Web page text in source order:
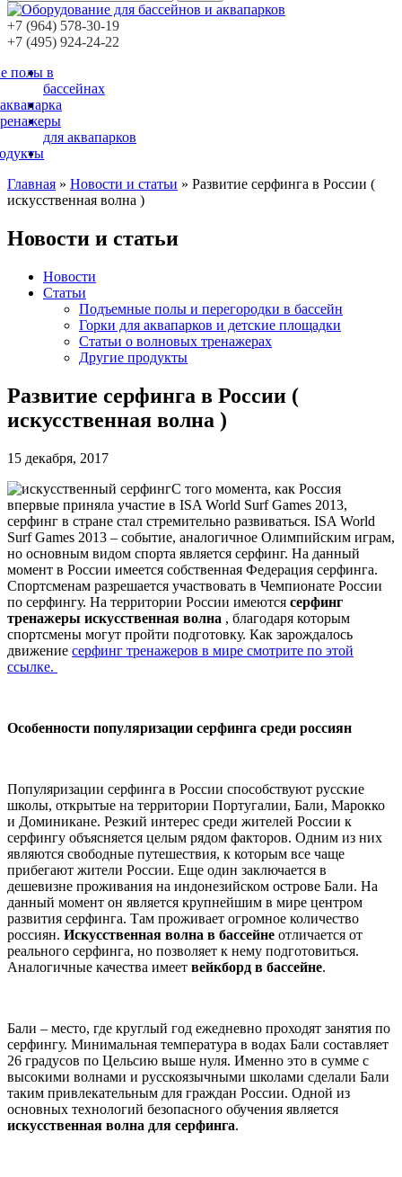
+7 (964) 578-30-19
+7 (495) 924-24-22
полы в
бассейнах
для аквапарков
Главная » Новости и статьи » Развитие серфинга в России (
искусственная волна )
Новости и статьи
Новости
Статьи
Подъемные полы и перегородки в бассейн
Горки для аквапарков и детские площадки
Статьи о волновых тренажерах
Другие продукты
Развитие серфинга в России (
искусственная волна )
15 декабря, 2017
С того момента, как Россия
впервые приняла участие в ISA World Surf Games 2013,
серфинг в стране стал стремительно развиваться. ISA World
Surf Games 2013 – событие, аналогичное Олимпийским играм,
но основным видом спорта является серфинг. На данный
момент в России имеется собственная Федерация серфинга.
Спортсменам разрешается участвовать в Чемпионате России
по серфингу. На территории России имеются серфинг
тренажеры искусственная волна , благодаря которым
спортсмены могут пройти подготовку. Как зарождалось
движение серфинг тренажеров в мире смотрите по этой
ссылке.
Особенности популяризации серфинга среди россиян
Популяризации серфинга в России способствуют русские
школы, открытые на территории Португалии, Бали, Марокко
и Доминикане. Резкий интерес среди жителей России к
серфингу объясняется целым рядом факторов. Одним из них
являются свободные путешествия, к которым все чаще
прибегают жители России. Еще один заключается в
дешевизне проживания на индонезийском острове Бали. На
данный момент он является крупнейшим в мире центром
развития серфинга. Там проживает огромное количество
россиян. Искусственная волна в бассейне отличается от
реального серфинга, но позволяет к нему подготовиться.
Аналогичные качества имеет вейкборд в бассейне.
Бали – место, где круглый год ежедневно проходят занятия по
серфингу. Минимальная температура в водах Бали составляет
26 градусов по Цельсию выше нуля. Именно это в сумме с
высокими волнами и русскоязычными школами сделали Бали
таким привлекательным для граждан России. Одной из
основных технологий безопасного обучения является
искусственная волна для серфинга.